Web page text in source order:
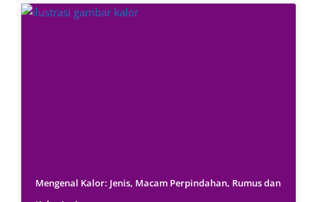
Mengenal Kalor: Jenis, Macam Perpindahan, Rumus dan